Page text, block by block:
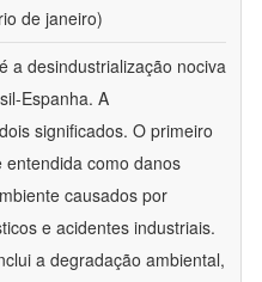
de janeiro)
a desindustrialização nociva
Espanha. A
significados. O primeiro
como danos
causados por
e acidentes industriais.
a degradação ambiental,